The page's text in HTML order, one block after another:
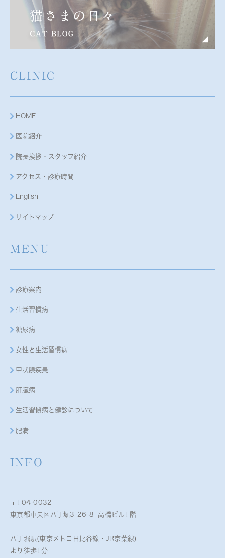
CLINIC
HOME
医院紹介
院長挨拶・スタッフ紹介
アクセス・診療時間
English
サイトマップ
MENU
診療案内
生活習慣病
糖尿病
女性と生活習慣病
甲状腺疾患
肝臓病
生活習慣病と健診について
肥満
INFO
〒104-0032
東京都中央区八丁堀3-26-8 高橋ビル1階
八丁堀駅(東京メトロ日比谷線・JR京葉線)
より徒歩1分